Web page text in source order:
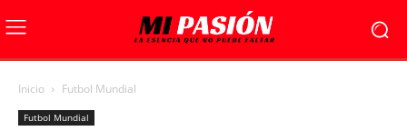
Inicio Futbol Mundial
Futbol Mundial